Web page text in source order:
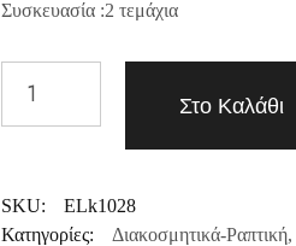
Συσκευασία :2 τεμάχια
Στο Καλάθι
SKU:
ELk1028
Κατηγορίες:
Διακοσμητικά-Ραπτική,